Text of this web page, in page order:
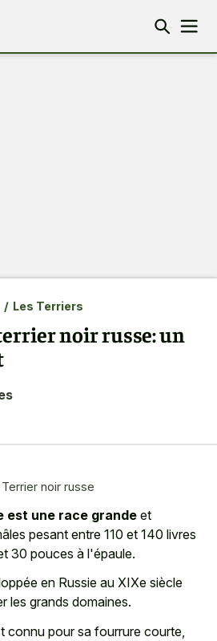
/ Les Terriers
noir russe: un
Terrier noir russe
est une race grande et
pesant entre 110 et 140 livres
30 pouces à l'épaule.
en Russie au XIXe siècle
les grands domaines.
connu pour sa fourrure courte,